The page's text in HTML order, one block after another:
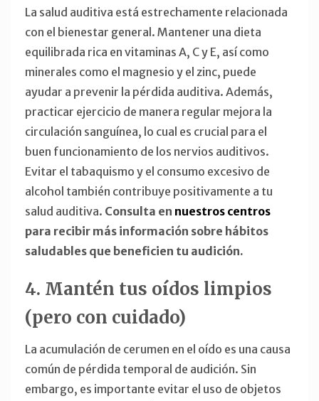
La salud auditiva está estrechamente relacionada
con el bienestar general. Mantener una dieta
equilibrada rica en vitaminas A, C y E, así como
minerales como el magnesio y el zinc, puede
ayudar a prevenir la pérdida auditiva. Además,
practicar ejercicio de manera regular mejora la
circulación sanguínea, lo cual es crucial para el
buen funcionamiento de los nervios auditivos.
Evitar el tabaquismo y el consumo excesivo de
alcohol también contribuye positivamente a tu
salud auditiva. Consulta en nuestros centros
para recibir más información sobre hábitos
saludables que beneficien tu audición.
4. Mantén tus oídos limpios
(pero con cuidado)
La acumulación de cerumen en el oído es una causa
común de pérdida temporal de audición. Sin
embargo, es importante evitar el uso de objetos